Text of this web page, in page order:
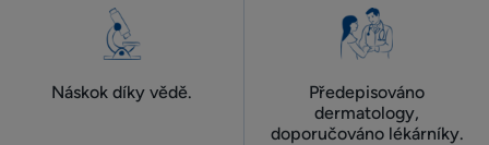
Náskok díky vědě.
Předepisováno
dermatology,
doporučováno lékárníky.